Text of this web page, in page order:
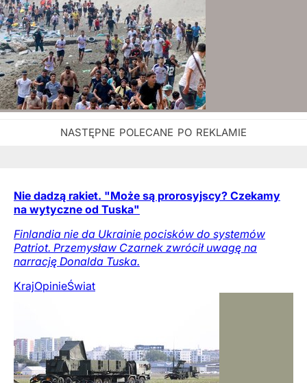
Nie dadzą rakiet. "Może są prorosyjscy? Czekamy
na wytyczne od Tuska"
Finlandia nie da Ukrainie pocisków do systemów
Patriot. Przemysław Czarnek zwrócił uwagę na
narrację Donalda Tuska.
KrajOpinieŚwiat